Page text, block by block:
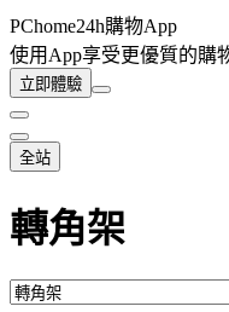
PChome24h購物App
使用App享受更優質的購
立即體驗
全站
轉角架